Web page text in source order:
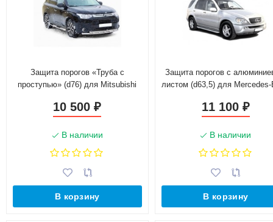
Защита порогов «Труба с
проступью» (d76) для Mitsubishi
10 500₽
В наличии
В корзину
Защита порогов с
листом (d63,5) для
(Окрашенное)
11 100 ₽
В наличии
В корзину